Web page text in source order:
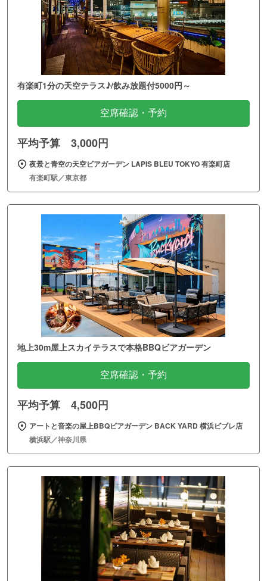
有楽町1分の天空テラス♪/飲み放題付5000円～
空席確認・予約
平均予算 3,000円
夜景と青空の天空ビアガーデン LAPIS BLEU TOKYO 有楽町店
有楽町駅／東京都
地上30m屋上スカイテラスで本格BBQビアガーデン
空席確認・予約
平均予算 4,500円
アートと音楽の屋上BBQビアガーデン BACK YARD 横浜ビブレ店
横浜駅／神奈川県